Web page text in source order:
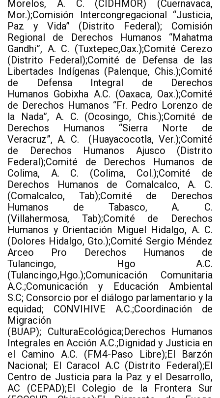
Morelos, A. C. (CIDHMOR) (Cuernavaca,
Mor.);Comisión Intercongregacional “Justicia,
Paz y Vida” (Distrito Federal); Comisión
Regional de Derechos Humanos “Mahatma
Gandhi”, A. C. (Tuxtepec,Oax.);Comité Cerezo
(Distrito Federal);Comité de Defensa de las
Libertades Indígenas (Palenque, Chis.);Comité
de Defensa Integral de Derechos
Humanos Gobixha A.C. (Oaxaca, Oax.);Comité
de Derechos Humanos “Fr. Pedro Lorenzo de
la Nada”, A. C. (Ocosingo, Chis.);Comité de
Derechos Humanos “Sierra Norte de
Veracruz”, A. C. (Huayacocotla, Ver.);Comité
de Derechos Humanos Ajusco (Distrito
Federal);Comité de Derechos Humanos de
Colima, A. C. (Colima, Col.);Comité de
Derechos Humanos de Comalcalco, A. C.
(Comalcalco, Tab);Comité de Derechos
Humanos de Tabasco, A. C.
(Villahermosa, Tab);Comité de Derechos
Humanos y Orientación Miguel Hidalgo, A. C.
(Dolores Hidalgo, Gto.);Comité Sergio Méndez
Arceo Pro Derechos Humanos de
Tulancingo, Hgo A.C.
(Tulancingo,Hgo.);Comunicación Comunitaria
A.C.;Comunicación y Educación Ambiental
S.C; Consorcio por el diálogo parlamentario y la
equidad; CONVIHIVE A.C.;Coordinación de
Migración
(BUAP); CulturaEcológica;Derechos Humanos
Integrales en Acción A.C.;Dignidad y Justicia en
el Camino A.C. (FM4-Paso Libre);El Barzón
Nacional; El Caracol A.C (Distrito Federal);El
Centro de Justicia para la Paz y el Desarrollo,
AC (CEPAD);El Colegio de la Frontera Sur